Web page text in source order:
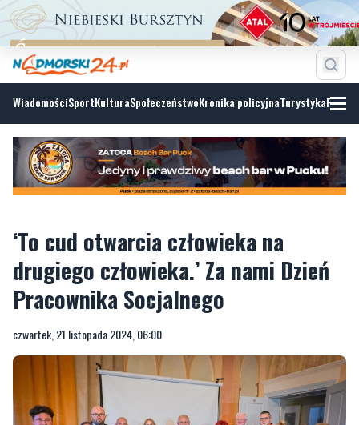
WiadomościSportKulturaSpołeczeństwoKronika policyjnaTurystyka
‘To cud otwarcia człowieka na
Pracownika Socjalnego
czwartek, 21 listopada 2024, 06:00